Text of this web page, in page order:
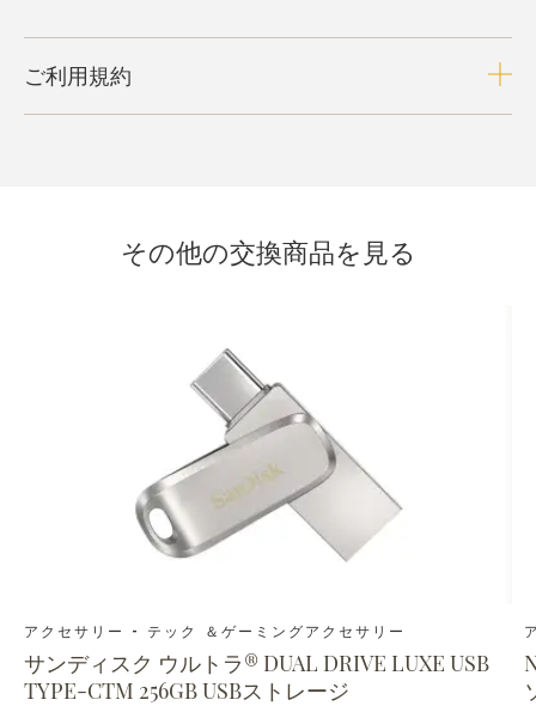
ご利用規約
その他の交換商品を見る
アクセサリー - テック ＆ゲーミングアクセサリー
サンディスク ウルトラ® DUAL DRIVE LUXE USB
TYPE-CTM 256GB USBストレージ